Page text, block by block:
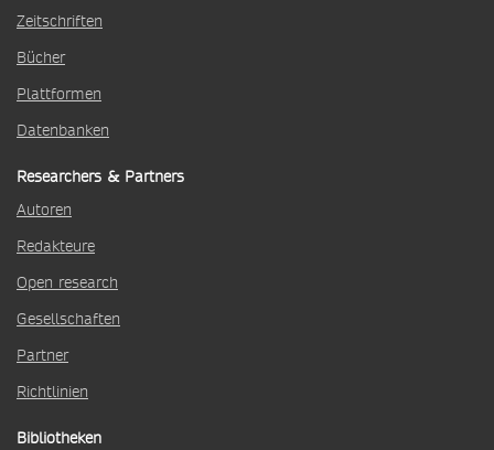
Zeitschriften
Bücher
Plattformen
Datenbanken
Researchers & Partners
Autoren
Redakteure
Open research
Gesellschaften
Partner
Richtlinien
Bibliotheken